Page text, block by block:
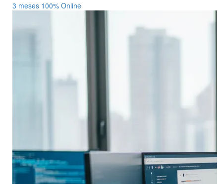
3 meses 100% Online